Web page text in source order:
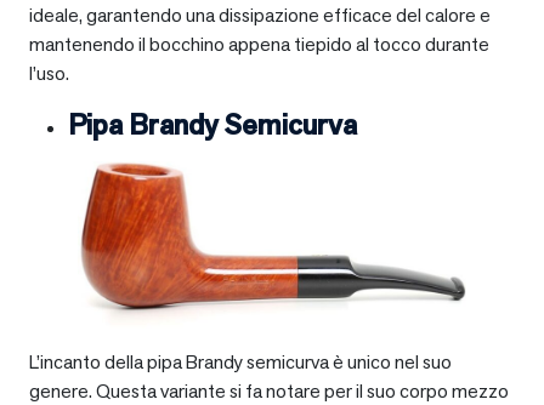
ideale, garantendo una dissipazione efficace del calore e
mantenendo il bocchino appena tiepido al tocco durante
l’uso.
Pipa Brandy Semicurva
L’incanto della pipa Brandy semicurva è unico nel suo
genere. Questa variante si fa notare per il suo corpo mezzo